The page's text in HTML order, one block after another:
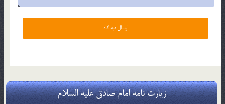
زیارت نامه امام صادق علیه السلام